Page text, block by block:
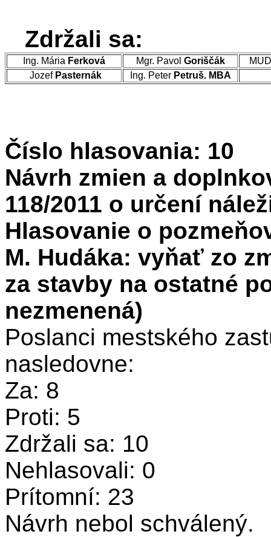
Zdržali sa:
Ing. Mária Ferková Mgr. Pavol Goriščák
Jozef Pasternák Ing. Peter Petruš. MBA
Číslo hlasovania: 10
Návrh zmien a
118/2011 o určení
Hlasovanie o
M. Hudáka: vyňať zo
za stavby na ostatné
nezmenená)
Poslanci mestského
nasledovne:
Za: 8
Proti: 5
Zdržali sa: 10
Nehlasovali: 0
Prítomní: 23
Návrh nebol schválený.